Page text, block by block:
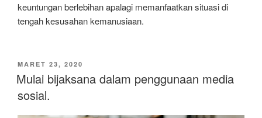
keuntungan berlebihan apalagi memanfaatkan situasi di
tengah kesusahan kemanusiaan.
DIPOSKAN
PADA
MARET 23, 2020
Mulai bijaksana dalam penggunaan media
sosial.